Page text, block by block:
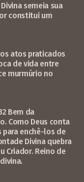
semeia sua
constitui um
atos praticados
de vida entre
murmúrio no
Bem da
Como Deus conta
para enchê-los de
Divina quebra
Criador. Reino de